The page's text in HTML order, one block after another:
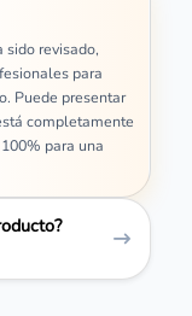
revisado,
para
Puede presentar
completamente
para una